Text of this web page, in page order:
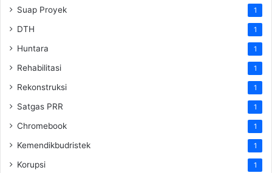
Suap Proyek 1
DTH 1
Huntara 1
Rehabilitasi 1
Rekonstruksi 1
Satgas PRR 1
Chromebook 1
Kemendikbudristek 1
Korupsi 1